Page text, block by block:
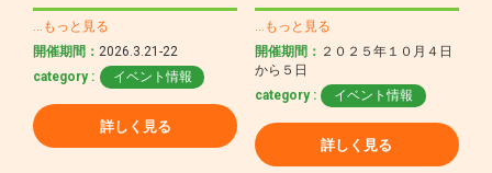
…もっと見る
開催期間：2026.3.21-22
category :
イベント情報
詳しく見る
…もっと見る
開催期間： ２０２５年１０月４日
から５日
category :
イベント情報
詳しく見る